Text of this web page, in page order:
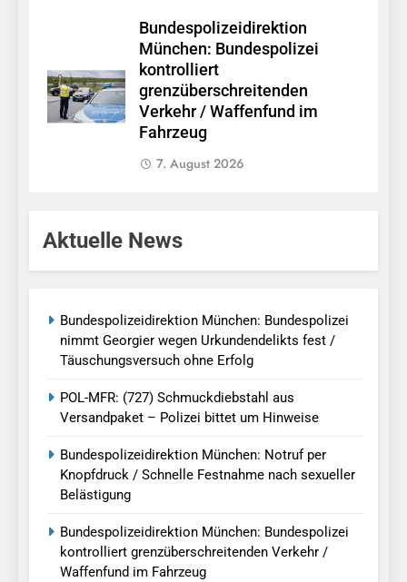
Bundespolizeidirektion
München: Bundespolizei
kontrolliert
grenzüberschreitenden
Verkehr / Waffenfund im
Fahrzeug
7. August 2026
Aktuelle News
Bundespolizeidirektion München: Bundespolizei
nimmt Georgier wegen Urkundendelikts fest /
Täuschungsversuch ohne Erfolg
POL-MFR: (727) Schmuckdiebstahl aus
Versandpaket – Polizei bittet um Hinweise
Bundespolizeidirektion München: Notruf per
Knopfdruck / Schnelle Festnahme nach sexueller
Belästigung
Bundespolizeidirektion München: Bundespolizei
kontrolliert grenzüberschreitenden Verkehr /
Waffenfund im Fahrzeug